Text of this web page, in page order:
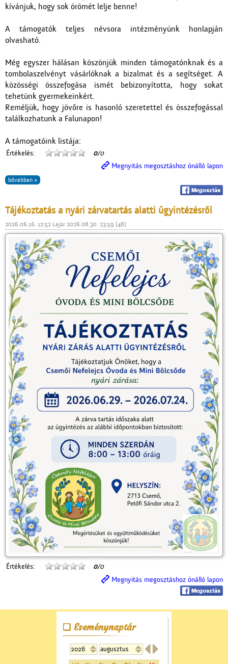
kívánjuk, hogy sok örömét lelje benne!
A támogatók teljes névsora intézményünk honlapján
olvasható.
Még egyszer hálásan köszönjük minden támogatónknak és a
tombolaszelvényt vásárlóknak a bizalmat és a segítséget. A
közösségi összefogása ismét bebizonyította, hogy sokat
tehetünk gyermekeinkért.
Reméljük, hogy jövőre is hasonló szeretettel és összefogással
találkozhatunk a Falunapon!
A támogatóink listája:
Értékelés: 0/0
Megnyitás megosztáshoz önálló lapon
bővebben »
Tájékoztatás a nyári zárvatartás alatti ügyintézésről
2026.06.16. 12:52 Lejár 2026.08.30. 23:59 [48]
Értékelés: 0/0
Megnyitás megosztáshoz önálló lapon
Eseménynaptár
